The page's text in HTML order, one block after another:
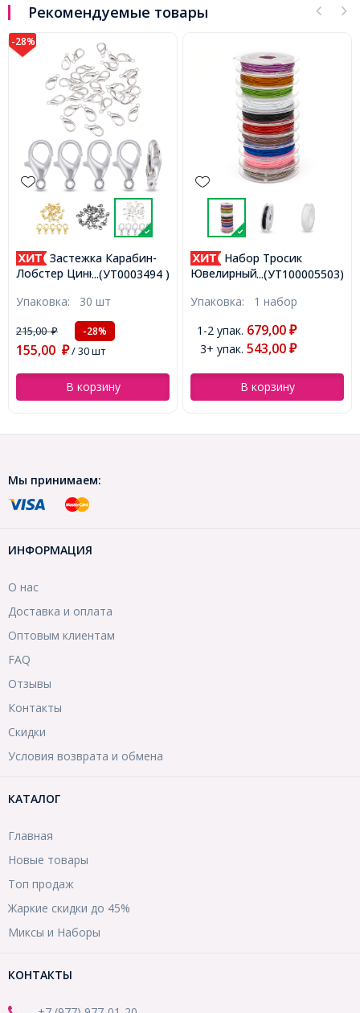
Рекомендуемые товары
...(УТ0003494 ) ...(УТ100005503)
Набор Тросик
Ювелирный Нержавеющая
цветов, 0.38мм, 10
катушек/упак, около 10м/
катушка, (УТ100005503)
Упаковка:
1-2 упак. 679,00
3+ упак.
В корзину
Бусины Зажимные
Стопперы Кримпы
2х2мм, Отверстие
(УТ100007497)
Упаковка:20 г
154,00₽
111,00 ₽/ 20 г
В корзину
Мы принимаем:
ИНФОРМАЦИЯ
О нас
Доставка и оплата
Оптовым клиентам
FAQ
Отзывы
Контакты
Скидки
Условия возврата и обмена
КАТАЛОГ
Главная
Новые товары
Топ продаж
Жаркие скидки до 45%
Миксы и Наборы
КОНТАКТЫ